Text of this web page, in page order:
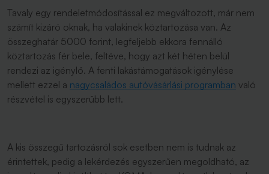
Tavaly egy rendeletmódosítással ez megváltozott, már nem
számít kizáró oknak, ha valakinek köztartozása van. Az
összeghatár 5000 forint, legfeljebb ekkora fennálló
köztartozás fér bele, feltéve, hogy azt két héten belül
rendezi az igénylő. A fenti lakástámogatások igénylése
mellett ezzel a nagycsaládos autóvásárlási programban való
részvétel is egyszerűbb lett.
A kis összegű tartozásról sok esetben nem is tudnak az
érintettek, pedig a lekérdezés egyszerűen megoldható, az